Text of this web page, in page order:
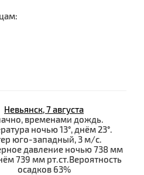
Невьянск, 7 августа
временами дождь.
ночью 13°, днём 23°.
юго-западный, 3 м/с.
давление ночью 738 мм
739 мм рт.ст.Вероятность
осадков 63%